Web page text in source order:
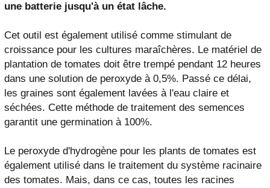
une batterie jusqu'à un état lâche.
Cet outil est également utilisé comme stimulant de
croissance pour les cultures maraîchères. Le matériel de
plantation de tomates doit être trempé pendant 12 heures
dans une solution de peroxyde à 0,5%. Passé ce délai,
les graines sont également lavées à l'eau claire et
séchées. Cette méthode de traitement des semences
garantit une germination à 100%.
Le peroxyde d'hydrogène pour les plants de tomates est
également utilisé dans le traitement du système racinaire
des tomates. Mais, dans ce cas, toutes les racines